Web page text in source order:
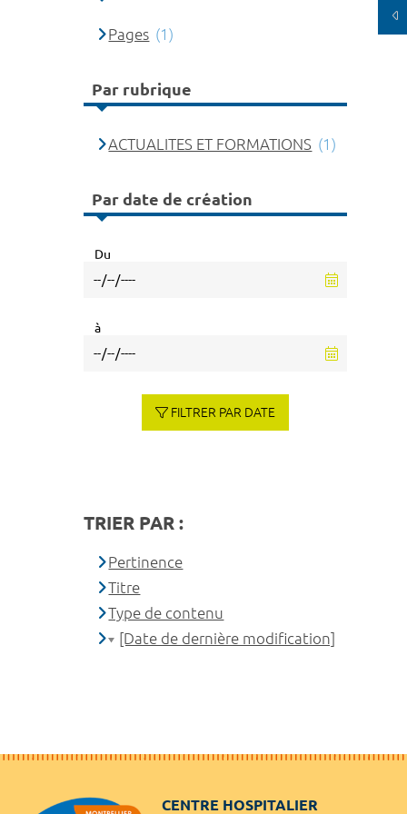
Pages (1)
Par rubrique
ACTUALITES ET FORMATIONS (1)
Par date de création
Du
à
FILTRER PAR DATE
TRIER PAR :
Pertinence
Titre
Type de contenu
[Date de dernière modification]
CENTRE HOSPITALIER